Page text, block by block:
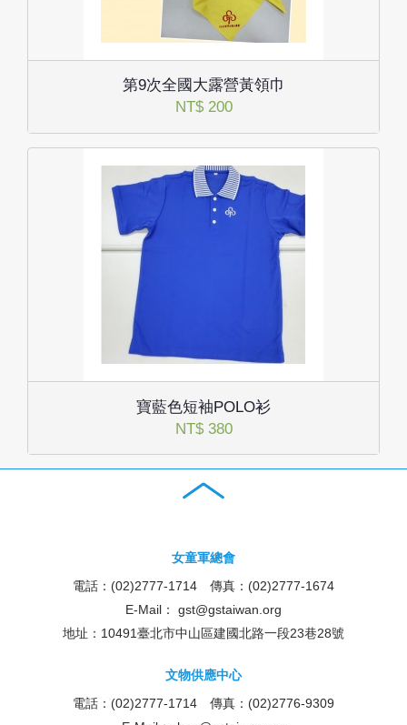
第9次全國大露營黃領巾
NT$ 200
寶藍色短袖POLO衫
NT$ 380
女童軍總會
電話：(02)2777-1714 傳真：(02)2777-1674
E-Mail： gst@gstaiwan.org
地址：10491臺北市中山區建國北路一段23巷28號
文物供應中心
電話：(02)2777-1714 傳真：(02)2776-9309